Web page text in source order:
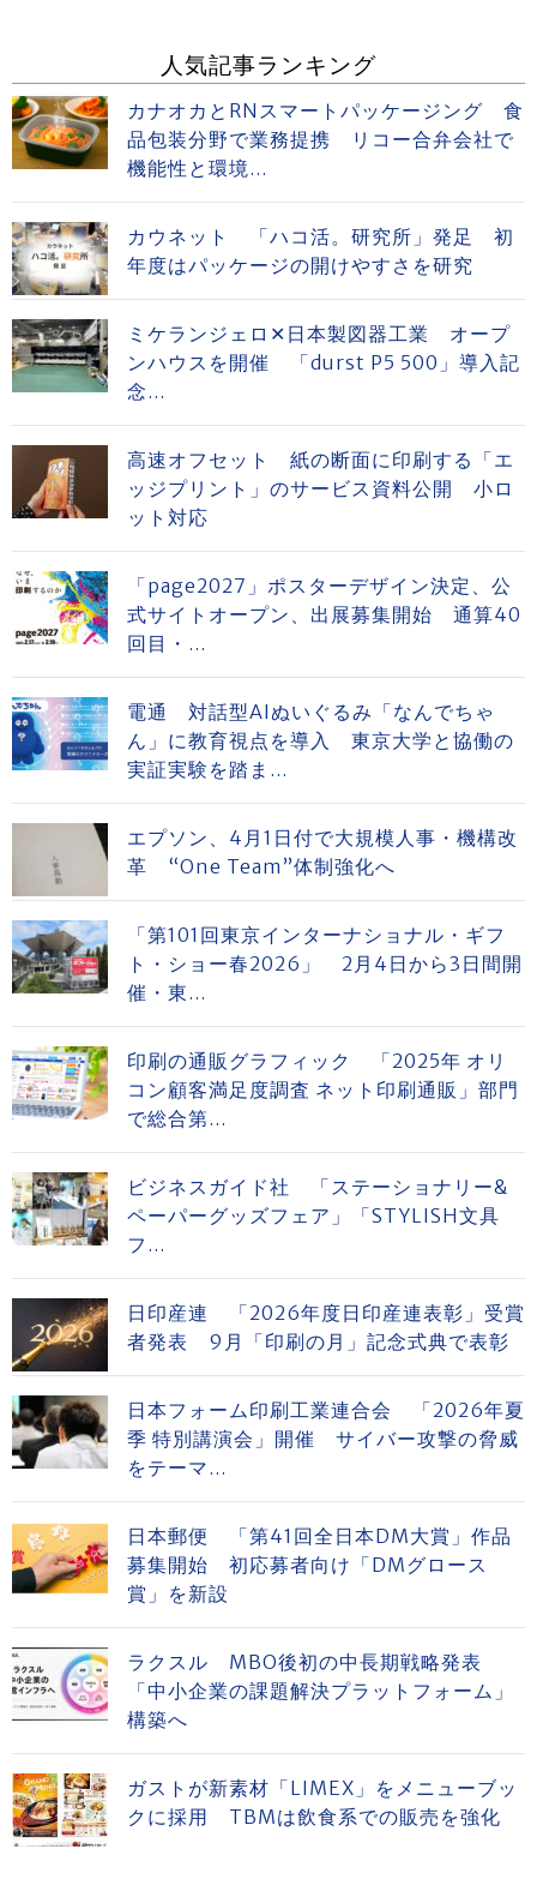
人気記事ランキング
カナオカとRNスマートパッケージング 食
品包装分野で業務提携 リコー合弁会社で
機能性と環境...
カウネット 「ハコ活。研究所」発足 初
年度はパッケージの開けやすさを研究
ミケランジェロ✕日本製図器工業 オープ
ンハウスを開催 「durst P5 500」導入記
念...
高速オフセット 紙の断面に印刷する「エ
ッジプリント」のサービス資料公開 小ロ
ット対応
「page2027」ポスターデザイン決定、公
式サイトオープン、出展募集開始 通算40
回目・...
電通 対話型AIぬいぐるみ「なんでちゃ
ん」に教育視点を導入 東京大学と協働の
実証実験を踏ま...
エプソン、4月1日付で大規模人事・機構改
革 “One Team”体制強化へ
「第101回東京インターナショナル・ギフ
ト・ショー春2026」 2月4日から3日間開
催・東...
印刷の通販グラフィック 「2025年 オリ
コン顧客満足度調査 ネット印刷通販」部門
で総合第...
ビジネスガイド社 「ステーショナリー&
ペーパーグッズフェア」「STYLISH文具
フ...
日印産連 「2026年度日印産連表彰」受賞
者発表 9月「印刷の月」記念式典で表彰
日本フォーム印刷工業連合会 「2026年夏
季 特別講演会」開催 サイバー攻撃の脅威
をテーマ...
日本郵便 「第41回全日本DM大賞」作品
募集開始 初応募者向け「DMグロース
賞」を新設
ラクスル MBO後初の中長期戦略発表
「中小企業の課題解決プラットフォーム」
構築へ
ガストが新素材「LIMEX」をメニューブッ
クに採用 TBMは飲食系での販売を強化